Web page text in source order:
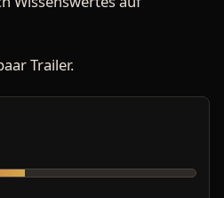
Trailer.